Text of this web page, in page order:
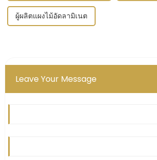
ผู้ผลิตแผงไม้อัดลามิเนต
Leave Your Message